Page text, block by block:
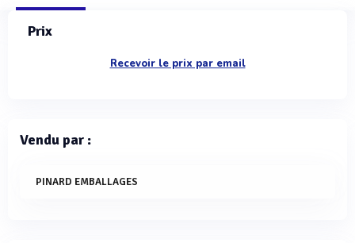
Prix
Recevoir le prix par email
Vendu par :
PINARD EMBALLAGES